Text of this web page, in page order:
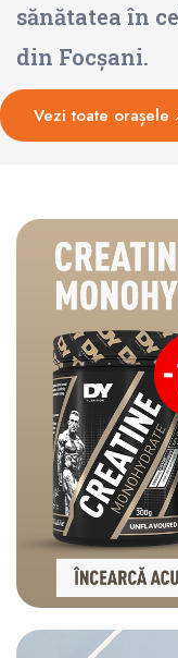
sănătatea în
din Focșani.
Vezi toate orașele